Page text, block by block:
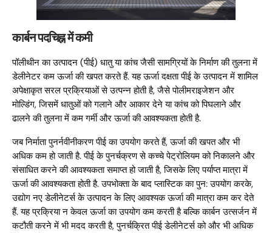
कार्बन पदचिह्न में कमी
पॉलीथीन का उत्पादन (पीई) धातु या कांच जैसी सामग्रियों के निर्माण की तुलना में
डेलीनेटर कम ऊर्जा की खपत करते हैं. यह ऊर्जा दक्षता पीई के उत्पादन में शामिल
अपेक्षाकृत सरल प्रक्रियाओं से उत्पन्न होती है, जैसे पोलीमराइजेशन और
मोल्डिंग, जिसमें धातुओं को गलाने और आकार देने या कांच को पिघलाने और
ढालने की तुलना में कम गर्मी और ऊर्जा की आवश्यकता होती है.
जब निर्माता पुनर्नवीनीकरण पीई का उपयोग करते हैं, ऊर्जा की खपत और भी
अधिक कम हो जाती है. पीई के पुनर्चक्रण से कच्चे पेट्रोलियम को निकालने और
संसाधित करने की आवश्यकता समाप्त हो जाती है, जिसके लिए पर्याप्त मात्रा में
ऊर्जा की आवश्यकता होती है. उपभोक्ता के बाद प्लास्टिक का पुन: उपयोग करके,
उद्योग नए डेलीनेटर्स के उत्पादन के लिए आवश्यक ऊर्जा की मात्रा कम कर देते
हैं. यह प्रक्रिया न केवल ऊर्जा का उपयोग कम करती है बल्कि कार्बन उत्सर्जन में
कटौती करने में भी मदद करती है, पुनर्चक्रित पीई डेलीनेटर्स को और भी अधिक